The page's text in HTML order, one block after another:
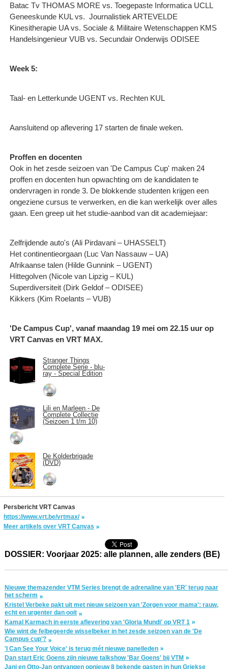
Batac Tv THOMAS MORE vs. Toegepaste Informatica UCLL
Geneeskunde KUL vs. ​ Journalistiek ARTEVELDE
Kinesitherapie UA vs. Sociale & Militaire Wetenschappen KMS
Handelsingenieur VUB vs. Secundair Onderwijs ODISEE
Week 5:
Taal- en Letterkunde UGENT vs. Rechten KUL
Aansluitend op aflevering 17 starten de finale weken.
Proffen en docenten
Ook in het zesde seizoen van 'De Campus Cup' maken 24
proffen en docenten hun opwachting om de kandidaten te
ondervragen in ronde 3. De blokkende studenten krijgen een
ongeziene cursus te verwerken, en die kan werkelijk over alles
gaan. Een greep uit het studie-aanbod van dit academiejaar:
Zelfrijdende auto's (Ali Pirdavani – UHASSELT)
Het continentieorgaan (Luc Van Nassauw – UA)
Afrikaanse talen (Hilde Gunnink – UGENT)
Hittegolven (Nicole van Lipzig – KUL)
Superdiversiteit (Dirk Geldof – ODISEE)
Kikkers (Kim Roelants – VUB)
'De Campus Cup', vanaf maandag 19 mei om 22.15 uur op
VRT Canvas en VRT MAX.
Stranger Things
Complete Serie - blu-
ray - Special Edition
Lili en Marleen - De
Complete Collectie
(Seizoen 1 t/m 10)
De Kolderbrigade
(DVD)
Persbericht VRT Canvas
https://www.vrt.be/vrtmax/
Meer artikels over VRT Canvas
DOSSIER: Voorjaar 2025: alle plannen, alle zenders (BE)
Nieuwe themazender VTM Series brengt de adrenaline van 'ER' terug naar
het scherm
Kristel Verbeke pakt uit met nieuw seizoen van 'Zorgen voor mama': rauw,
echt en urgenter dan ooit
Kamal Karmach in eerste aflevering van 'Gloria Mundi' op VRT 1
Wie wint de felbegeerde wisselbeker in het zesde seizoen van de 'De
Campus cup'?
'I Can See Your Voice' is terug mét nieuwe panelleden
Dan start Eric Goens zijn nieuwe talkshow 'Bar Goens' bij VTM
Jani en Otto-Jan ontvangen opnieuw 8 bekende gasten in hun Griekse